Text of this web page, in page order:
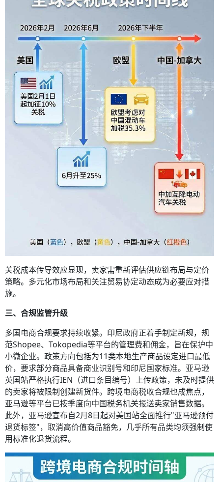
关税成本传导效应显现，卖家需重新评估供应链布局与定价
策略。多元化市场布局和关注贸易协定动态成为必要应对措
施。
三、合规监管升级
多国电商合规要求持续收紧。印尼政府正着手制定新规，规
范Shopee、Tokopedia等平台的管理费和佣金，旨在保护中
小微企业。政策方向包括为11类本地生产商品设定进口最低
价，要求部分商品具备商业识别号和印尼国家标准。亚马逊
英国站严格执行IEN（进口条目编号）上传政策，未及时提供
的卖家将被限制创建新货件。跨境电商税收合规也成焦点，
亚马逊等平台已按季度向中国税务机关报送卖家销售数据。
此外，亚马逊宣布自2月8日起对美国站全面推行"亚马逊预付
退货标签"，取消高价值商品豁免，几乎所有品类均须强制使
用标准化退货流程。